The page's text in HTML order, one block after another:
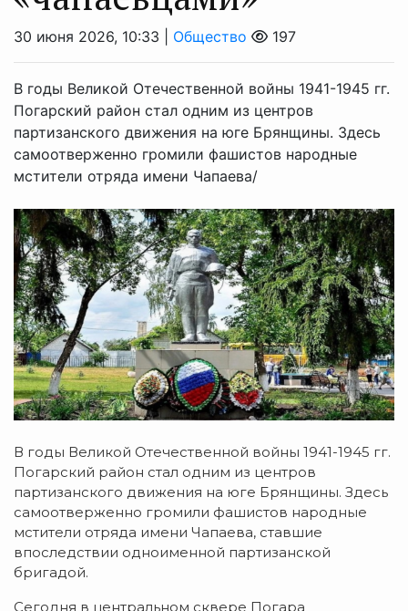
30 июня 2026, 10:33 | Общество 197
В годы Великой Отечественной войны 1941-1945 гг.
Погарский район стал одним из центров
партизанского движения на юге Брянщины. Здесь
самоотверженно громили фашистов народные
мстители отряда имени Чапаева/
В годы Великой Отечественной войны 1941-1945 гг.
Погарский район стал одним из центров
партизанского движения на юге Брянщины. Здесь
самоотверженно громили фашистов народные
мстители отряда имени Чапаева, ставшие
впоследствии одноименной партизанской
бригадой.
Сегодня в центральном сквере Погара